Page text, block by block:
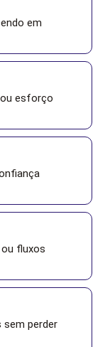
em
esforço
fluxos
sem perder